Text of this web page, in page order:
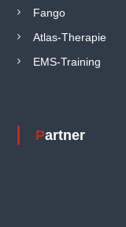
Fango
Atlas-Therapie
EMS-Training
Partner